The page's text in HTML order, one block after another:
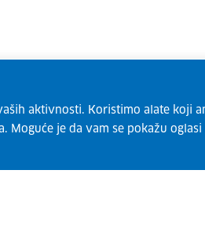
aktivnosti. Koristimo alate koji
je da vam se pokažu